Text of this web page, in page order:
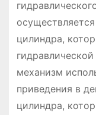
цилиндра,
механизм
приведения в
цилиндра,